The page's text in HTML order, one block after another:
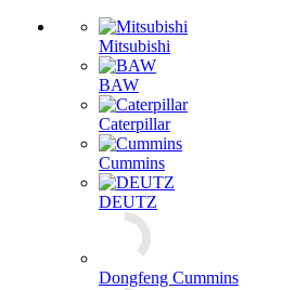
Mitsubishi
BAW
Caterpillar
Cummins
DEUTZ
Dongfeng Cummins
DIESEL